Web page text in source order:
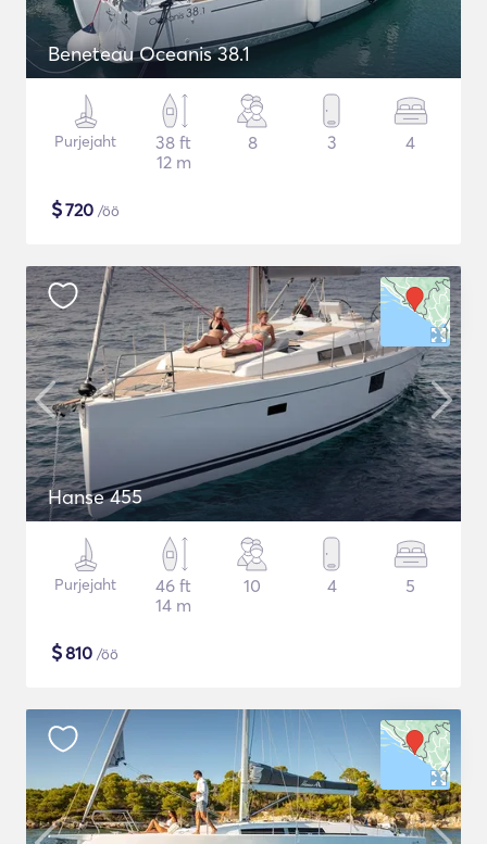
Beneteau Oceanis 38.1
Purjejaht
38 ft
12 m
8 3 4
$720 /öö
Hanse 455
Purjejaht
46 ft
14 m
10 4 5
$810 /öö